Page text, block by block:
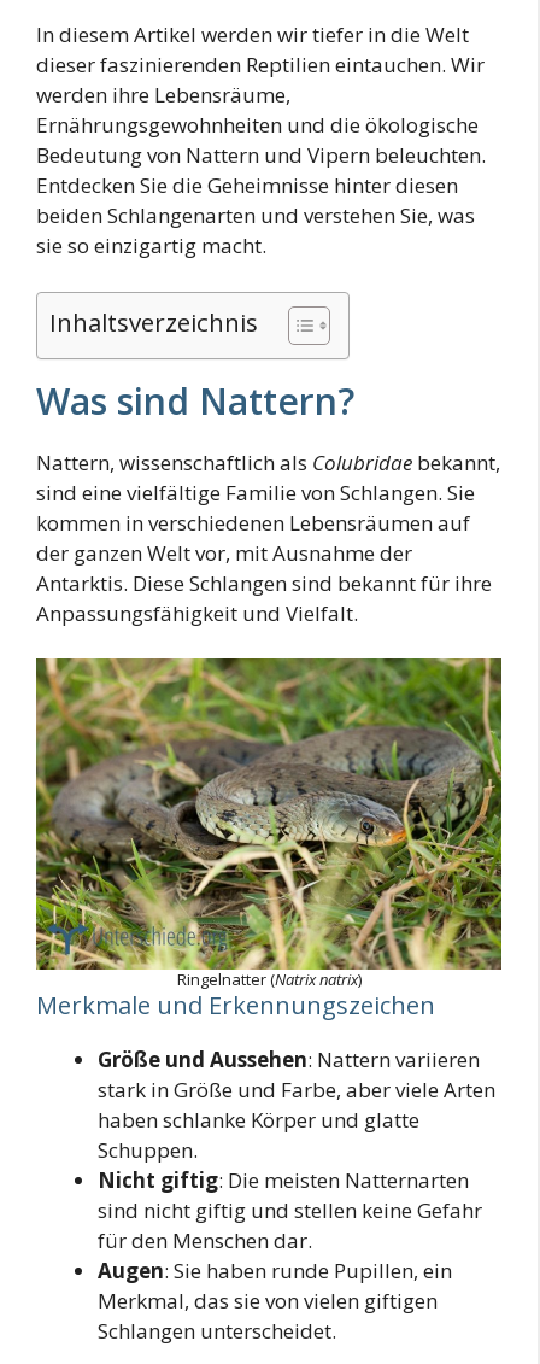
In diesem Artikel werden wir tiefer in die Welt
dieser faszinierenden Reptilien eintauchen. Wir
werden ihre Lebensräume,
Ernährungsgewohnheiten und die ökologische
Bedeutung von Nattern und Vipern beleuchten.
Entdecken Sie die Geheimnisse hinter diesen
beiden Schlangenarten und verstehen Sie, was
sie so einzigartig macht.
Inhaltsverzeichnis
Was sind Nattern?
Nattern, wissenschaftlich als Colubridae bekannt,
sind eine vielfältige Familie von Schlangen. Sie
kommen in verschiedenen Lebensräumen auf
der ganzen Welt vor, mit Ausnahme der
Antarktis. Diese Schlangen sind bekannt für ihre
Anpassungsfähigkeit und Vielfalt.
Ringelnatter (Natrix natrix)
Merkmale und Erkennungszeichen
Größe und Aussehen: Nattern variieren
stark in Größe und Farbe, aber viele Arten
haben schlanke Körper und glatte
Schuppen.
Nicht giftig: Die meisten Natternarten
sind nicht giftig und stellen keine Gefahr
für den Menschen dar.
Augen: Sie haben runde Pupillen, ein
Merkmal, das sie von vielen giftigen
Schlangen unterscheidet.